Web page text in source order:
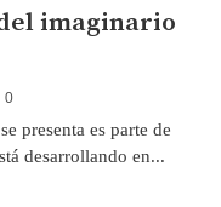
imaginario
0
presenta es parte de
desarrollando en...